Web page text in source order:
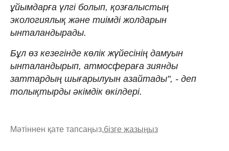
ұйымдарға үлгі болып, қозғалыстың
экологиялық және тиімді жолдарын
ынталандырады.
Бұл өз кезегінде көлік жүйесінің дамуын
ынталандырып, атмосфераға зиянды
заттардың шығарылуын азайтады", - деп
толықтырды әкімдік өкілдері.
Мәтіннен қате тапсаңыз,бізге жазыңыз